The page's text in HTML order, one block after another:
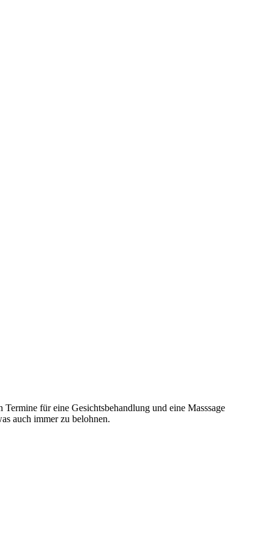
für eine Gesichtsbehandlung und eine Masssage
auch immer zu belohnen.